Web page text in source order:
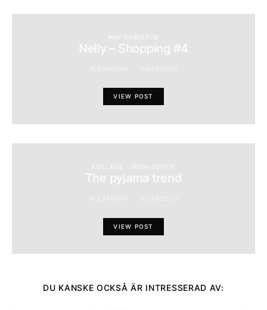
MIN GARDEROB
Nelly – Shopping #4
VIEW POST
KOLLAGE WISH OUTFIT
The pyjama trend
VIEW POST
DU KANSKE OCKSÅ ÄR INTRESSERAD AV: